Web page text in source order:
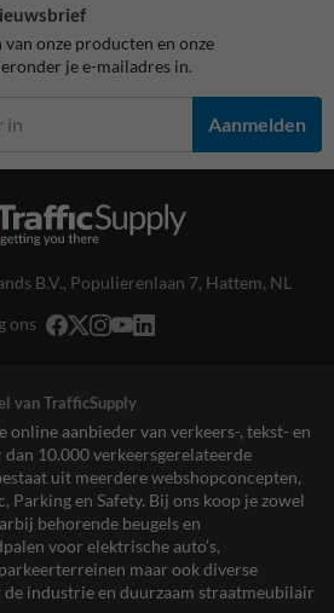
onze producten en onze
je e-mailadres in.
Aanmelden
B.V., Populierenlaan 7, Hattem, NL
ons
van TrafficSupply
online aanbieder van verkeers-, tekst- en
10.000 verkeersgerelateerde
uit meerdere webshopconcepten,
Parking en Safety. Bij ons koop je zowel
behorende beugels en
voor elektrische auto’s,
maar ook diverse
industrie en duurzaam straatmeubilair